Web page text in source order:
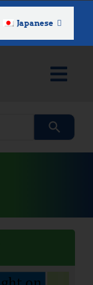
Japanese